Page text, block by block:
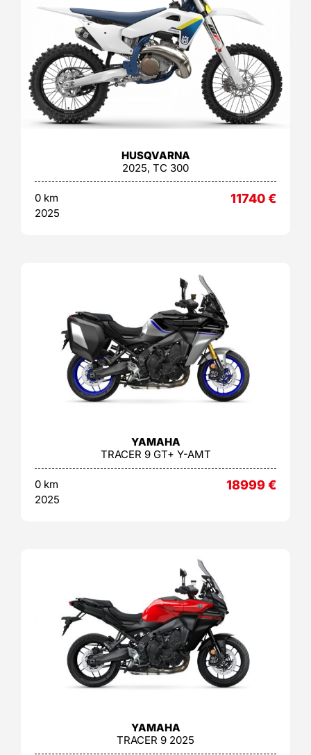
HUSQVARNA
2025, TC 300
0 km
2025
11740€
YAMAHA
TRACER 9 GT+ Y-AMT
0 km
2025
18999€
YAMAHA
TRACER 9 2025